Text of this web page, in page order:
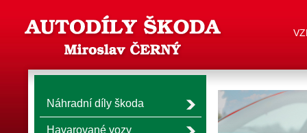
Náhradní díly škoda
Havarované vozy